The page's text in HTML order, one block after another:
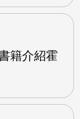
籍介紹霍